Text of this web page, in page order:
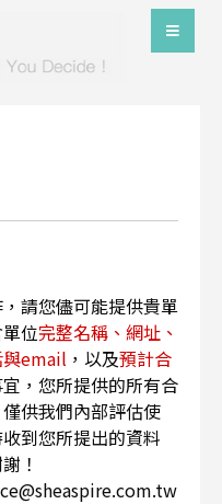
請您儘可能提供貴單
位完整名稱、網址、
與email ，以及預計合
，您所提供的所有合
供我們內部評估使
到您所提出的資料
！